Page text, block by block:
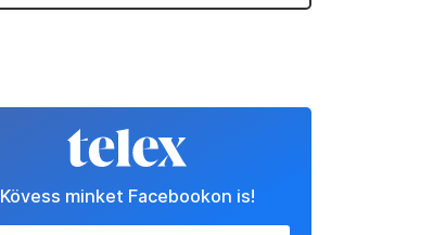
Kövess minket Facebookon is!